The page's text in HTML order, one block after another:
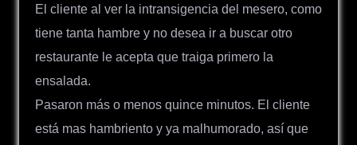
El cliente al ver la intransigencia del mesero, como
tiene tanta hambre y no desea ir a buscar otro
restaurante le acepta que traiga primero la
ensalada.
Pasaron más o menos quince minutos. El cliente
está mas hambriento y ya malhumorado, así que